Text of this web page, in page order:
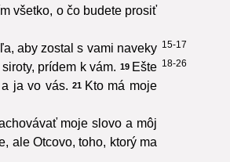
všetko, o čo budete prosiť
15-17
aby zostal s vami naveky
18-26
prídem k vám. 19 Ešte
ja vo vás. 21 Kto má moje
moje slovo a môj
ale Otcovo, toho, ktorý ma